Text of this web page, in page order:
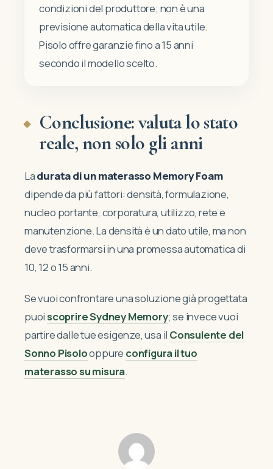
condizioni del produttore; non è una
previsione automatica della vita utile.
Pisolo offre garanzie fino a 15 anni
secondo il modello scelto.
Conclusione: valuta lo stato
reale, non solo gli anni
Ladurata di un materasso Memory Foam
dipende da più fattori: densità, formulazione,
nucleo portante, corporatura, utilizzo, rete e
manutenzione. La densità è un dato utile, ma non
deve trasformarsi in una promessa automatica di
10, 12 o 15 anni.
Se vuoi confrontare una soluzione già progettata
puoiscoprire Sydney Memory; se invece vuoi
partire dalle tue esigenze, usa il Consulente del
Sonno Pisolooppure configura il tuo
materasso su misura.